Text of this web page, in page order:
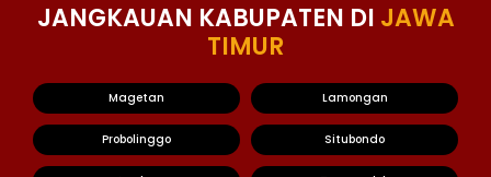
JANGKAUAN KABUPATEN DI JAWA
TIMUR
Magetan Lamongan
Probolinggo Situbondo